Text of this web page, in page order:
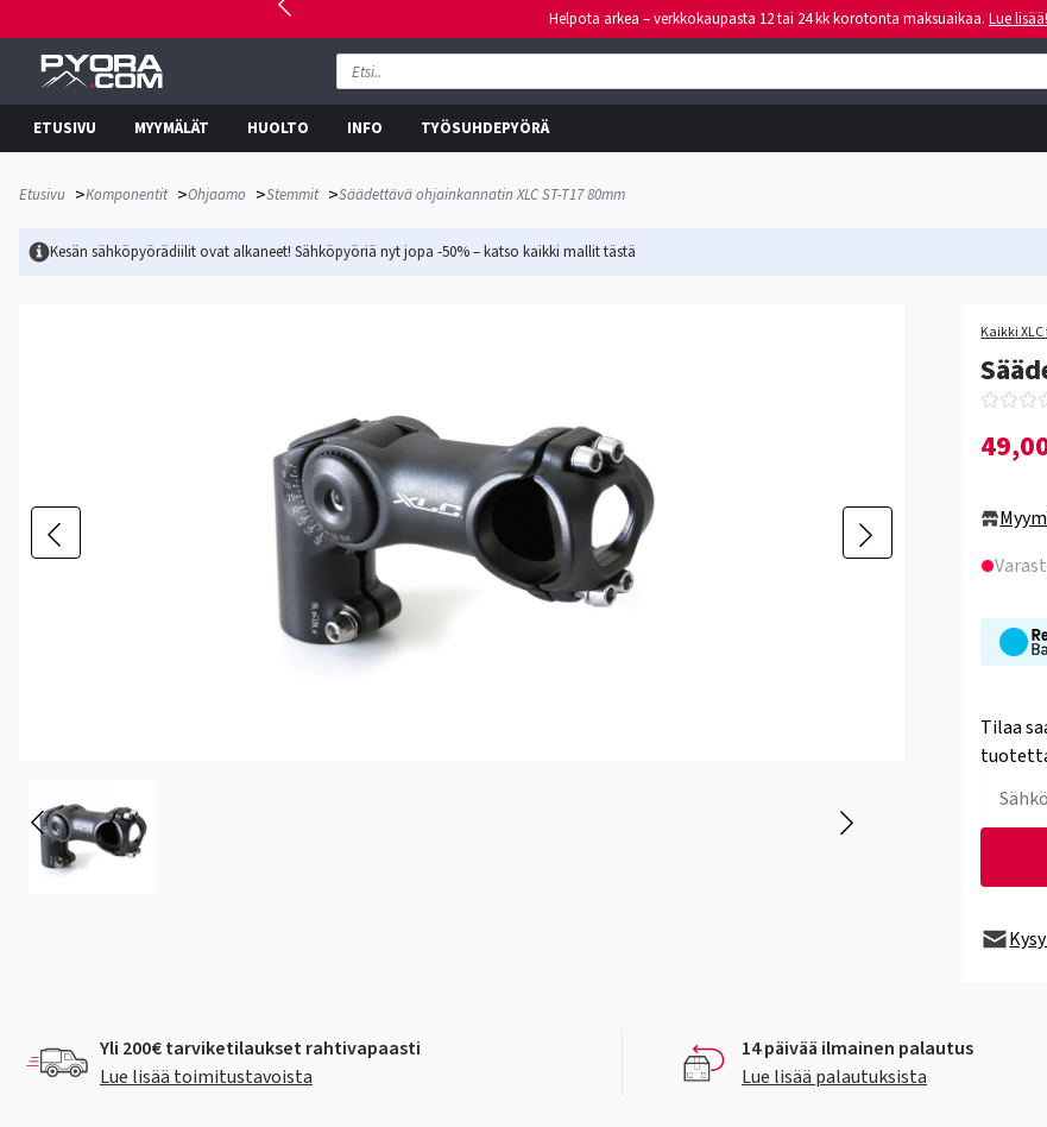
Helpota arkea – verkkokaupasta 12 tai 24 kk korotonta maksuaikaa. Lue lisää!
ETUSIVU MYYMÄLÄT HUOLTO INFO TYÖSUHDEPYÖRÄ
Etusivu >Komponentit >Ohjaamo >Stemmit >Säädettävä ohjainkannatin XLC ST-T17 80mm
Kesän sähköpyörädiilit ovat alkaneet! Sähköpyöriä nyt jopa -50% – katso kaikki mallittästä
Kaikki
Tilaa
Yli 200€ tarviketilaukset rahtivapaasti
Lue lisää toimitustavoista
14 päivää ilmainen palautus
Lue lisää palautuksista